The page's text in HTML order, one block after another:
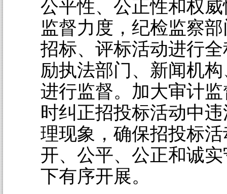
公平性、公正性和权
监督力度，纪检监察
招标、评标活动进行
励执法部门、新闻机
进行监督。加大审计
时纠正招投标活动中
理现象，确保招投标
开、公平、公正和诚
下有序开展。